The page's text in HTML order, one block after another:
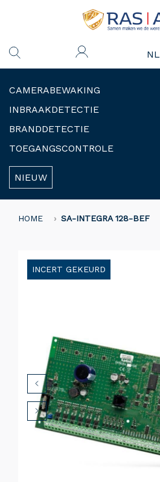
NL
CAMERABEWAKING
INBRAAKDETECTIE
BRANDDETECTIE
TOEGANGSCONTROLE
NIEUW
HOME SA-INTEGRA 128-BEF
INCERT GEKEURD